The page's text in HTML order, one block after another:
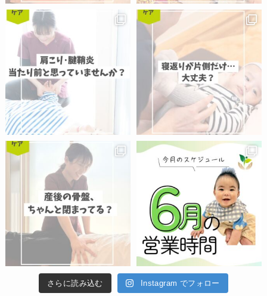
さらに読み込む Instagram でフォロー